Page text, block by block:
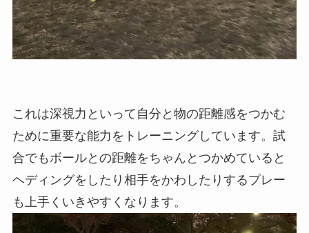
これは深視力といって自分と物の距離感をつかむ
ために重要な能力をトレーニングしています。試
合でもボールとの距離をちゃんとつかめていると
ヘディングをしたり相手をかわしたりするプレー
も上手くいきやすくなります。